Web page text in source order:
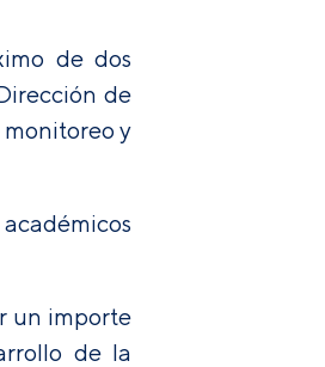
de dos
de
monitoreo y
un importe
de la